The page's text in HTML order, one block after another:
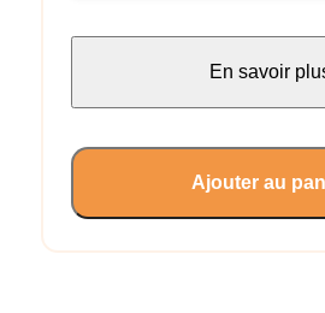
En savoir
Ajouter au